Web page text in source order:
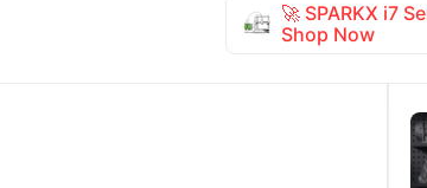
🚀 SPARKX i7
Shop Now